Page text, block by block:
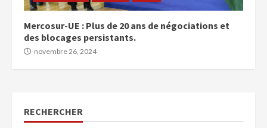
Mercosur-UE : Plus de 20 ans de négociations et
des blocages persistants.
novembre 26, 2024
RECHERCHER